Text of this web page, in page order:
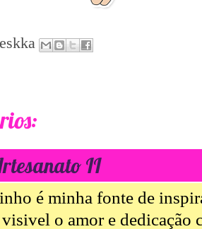
II
é minha fonte de
o amor e dedicação